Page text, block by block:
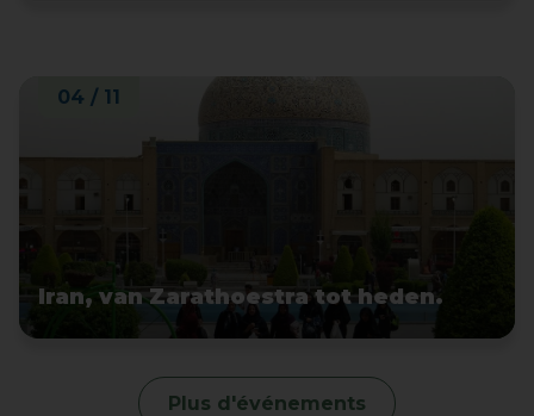
Iran, van Zarathoestra tot heden.
04 / 11
Plus d'événements